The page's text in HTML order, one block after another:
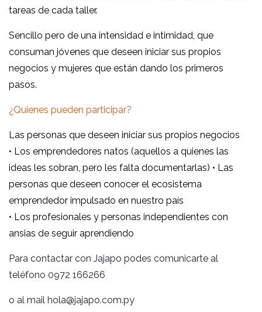
tareas de cada taller.
Sencillo pero de una intensidad e intimidad, que
consuman jóvenes que deseen iniciar sus propios
negocios y mujeres que están dando los primeros
pasos.
¿Quienes pueden participar?
Las personas que deseen iniciar sus propios negocios
• Los emprendedores natos (aquellos a quienes las
ideas les sobran, pero les falta documentarlas) • Las
personas que deseen conocer el ecosistema
emprendedor impulsado en nuestro país
• Los profesionales y personas independientes con
ansias de seguir aprendiendo
Para contactar con Jajapo podes comunicarte al
teléfono 0972 166266
o al mail hola@jajapo.com.py